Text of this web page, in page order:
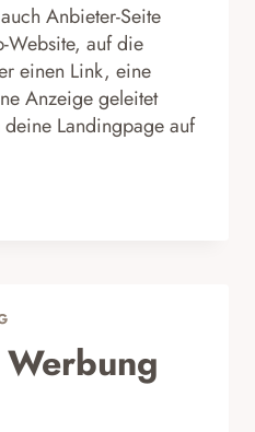
Anbieter-Seite
Website, auf die
einen Link, eine
Anzeige geleitet
Landingpage auf